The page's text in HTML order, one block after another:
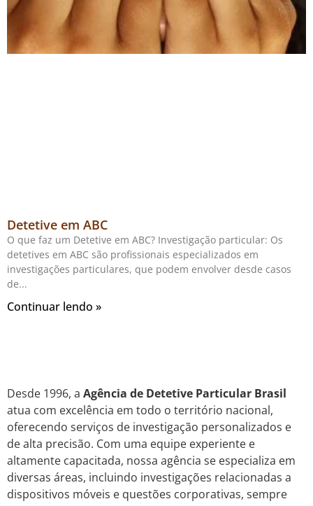
Detetive em ABC
O que faz um Detetive em ABC? Investigação particular: Os
detetives em ABC são profissionais especializados em
investigações particulares, que podem envolver desde casos
de
Continuar lendo »
Desde 1996, a Agência de Detetive Particular Brasil
atua com excelência em todo o território nacional,
oferecendo serviços de investigação personalizados e
de alta precisão. Com uma equipe experiente e
altamente capacitada, nossa agência se especializa em
diversas áreas, incluindo investigações relacionadas a
dispositivos móveis e questões corporativas, sempre